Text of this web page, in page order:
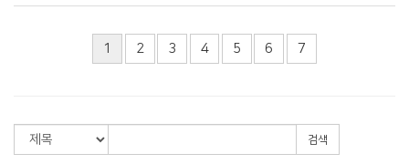
1 2 3 4 5 6 7
검색